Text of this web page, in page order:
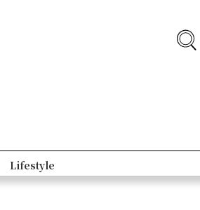
Lifestyle